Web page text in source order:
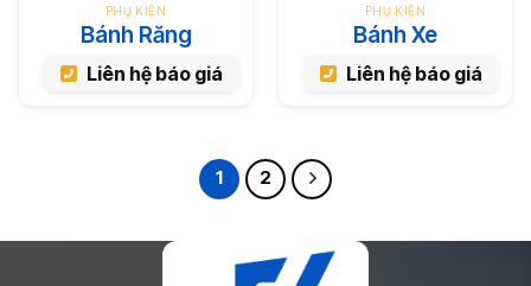
PHỤ KIỆN
Bánh Răng
Liên hệ báo giá
PHỤ KIỆN
Bánh Xe
Liên hệ báo giá
1 2